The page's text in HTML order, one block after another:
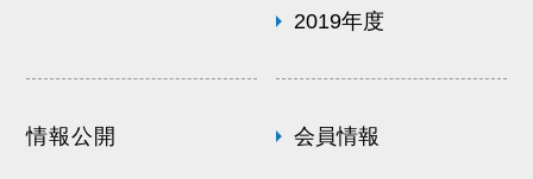
2019年度
情報公開 会員情報